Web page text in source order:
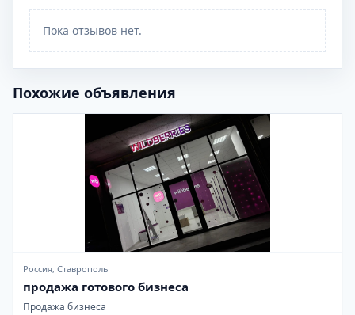
Пока отзывов нет.
Похожие объявления
Россия, Ставрополь
продажа готового бизнеса
Продажа бизнеса